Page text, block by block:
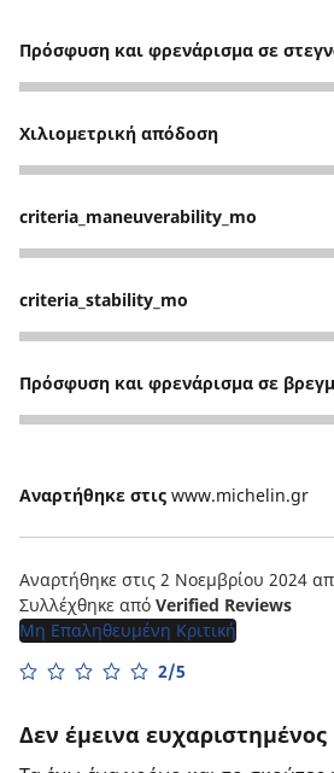
Πρόσφυση και φρενάρισμα σε
4
Χιλιομετρική απόδοση
4
criteria_maneuverability_mo
4
criteria_stability_mo
5
Πρόσφυση και φρενάρισμα σε
5
Αναρτήθηκε στις www.michelin.gr
Αναρτήθηκε στις 2 Νοεμβρίου 2024
Συλλέχθηκε από Verified Reviews
Μη Επαληθευμένη Κριτική
2/5
Δεν έμεινα ευχαριστημένος